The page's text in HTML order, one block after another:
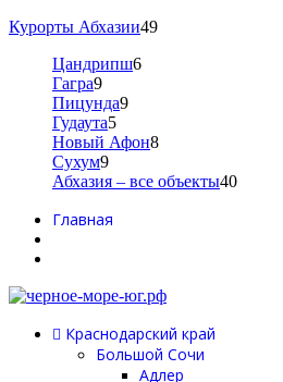
Курорты Абхазии49
Цандрипш6
Гагра9
Пицунда9
Гудаута5
Новый Афон8
Сухум9
Абхазия – все объекты40
Главная
Краснодарский край
Большой Сочи
Адлер